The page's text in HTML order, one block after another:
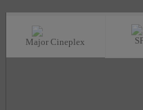
Major Cineplex